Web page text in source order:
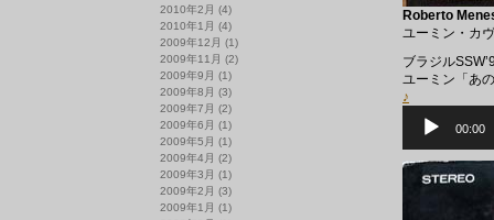
Roberto
ユーミン・カ
ブラジル
ユーミン「あ
♪
ー
00:00
2010年2月 (4)
2010年1月 (4)
2009年12月 (1)
2009年11月 (2)
2009年9月 (1)
2009年8月 (3)
2009年7月 (2)
2009年6月 (1)
2009年5月 (1)
2009年4月 (2)
2009年3月 (1)
2009年2月 (3)
2009年1月 (1)